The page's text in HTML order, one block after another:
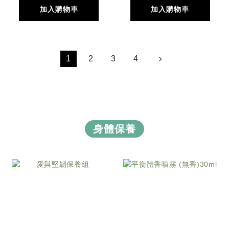
加入購物車 加入購物車
1 2 3 4
身體保養